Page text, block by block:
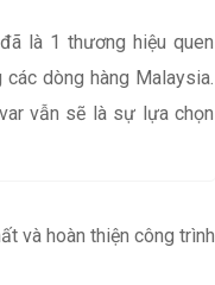
là 1 thương hiệu quen
dòng hàng Malaysia.
vẫn sẽ là sự lựa chọn
và hoàn thiện công trình